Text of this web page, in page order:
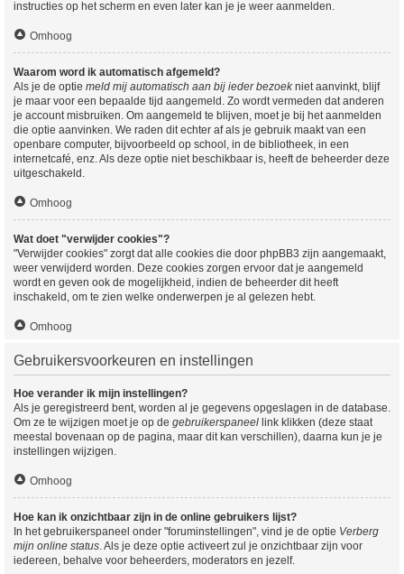
instructies op het scherm en even later kan je je weer aanmelden.
Omhoog
Waarom word ik automatisch afgemeld?
Als je de optie meld mij automatisch aan bij ieder bezoekniet aanvinkt, blijf
je maar voor een bepaalde tijd aangemeld. Zo wordt vermeden dat anderen
je account misbruiken. Om aangemeld te blijven, moet je bij het aanmelden
die optie aanvinken. We raden dit echter af als je gebruik maakt van een
openbare computer, bijvoorbeeld op school, in de bibliotheek, in een
internetcafé, enz. Als deze optie niet beschikbaar is, heeft de beheerder deze
uitgeschakeld.
Omhoog
Wat doet "verwijder cookies"?
"Verwijder cookies" zorgt dat alle cookies die door phpBB3 zijn aangemaakt,
weer verwijderd worden. Deze cookies zorgen ervoor dat je aangemeld
wordt en geven ook de mogelijkheid, indien de beheerder dit heeft
inschakeld, om te zien welke onderwerpen je al gelezen hebt.
Omhoog
Gebruikersvoorkeuren en instellingen
Hoe verander ik mijn instellingen?
Als je geregistreerd bent, worden al je gegevens opgeslagen in de database.
Om ze te wijzigen moet je op de gebruikerspaneel link klikken (deze staat
meestal bovenaan op de pagina, maar dit kan verschillen), daarna kun je je
instellingen wijzigen.
Omhoog
Hoe kan ik onzichtbaar zijn in de online gebruikers lijst?
In het gebruikerspaneel onder "foruminstellingen", vind je de optie Verberg
mijn online status . Als je deze optie activeert zul je onzichtbaar zijn voor
iedereen, behalve voor beheerders, moderators en jezelf.